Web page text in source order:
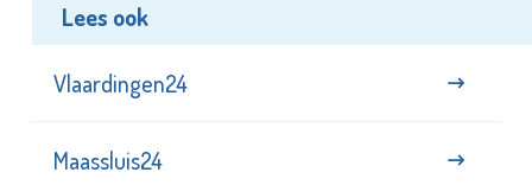
Lees ook
Vlaardingen24
Maassluis24